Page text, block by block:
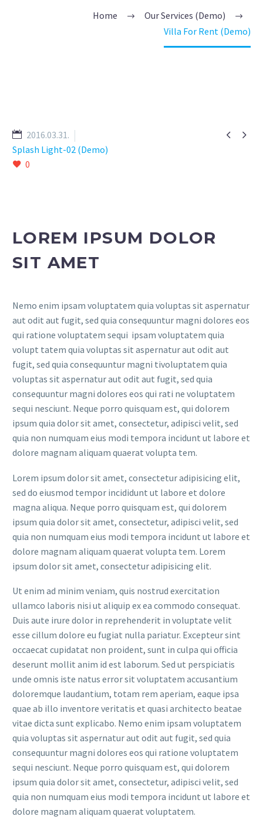
Home
Our Services (Demo)
Villa For Rent (Demo)
 
2016.03.31.
Splash Light-02 (Demo)
0
LOREM IPSUM DOLOR
SIT AMET
Nemo enim ipsam voluptatem quia voluptas sit aspernatur
aut odit aut fugit, sed quia consequuntur magni dolores eos
qui ratione voluptatem sequi ipsam voluptatem quia
volupt tatem quia voluptas sit aspernatur aut odit aut
fugit, sed quia consequuntur magni tivoluptatem quia
voluptas sit aspernatur aut odit aut fugit, sed quia
consequuntur magni dolores eos qui rati ne voluptatem
sequi nesciunt. Neque porro quisquam est, qui dolorem
ipsum quia dolor sit amet, consectetur, adipisci velit, sed
quia non numquam eius modi tempora incidunt ut labore et
dolore magnam aliquam quaerat volupta tem.
Lorem ipsum dolor sit amet, consectetur adipisicing elit,
sed do eiusmod tempor incididunt ut labore et dolore
magna aliqua. Neque porro quisquam est, qui dolorem
ipsum quia dolor sit amet, consectetur, adipisci velit, sed
quia non numquam eius modi tempora incidunt ut labore et
dolore magnam aliquam quaerat volupta tem. Lorem
ipsum dolor sit amet, consectetur adipisicing elit.
Ut enim ad minim veniam, quis nostrud exercitation
ullamco laboris nisi ut aliquip ex ea commodo consequat.
Duis aute irure dolor in reprehenderit in voluptate velit
esse cillum dolore eu fugiat nulla pariatur. Excepteur sint
occaecat cupidatat non proident, sunt in culpa qui officia
deserunt mollit anim id est laborum. Sed ut perspiciatis
unde omnis iste natus error sit voluptatem accusantium
doloremque laudantium, totam rem aperiam, eaque ipsa
quae ab illo inventore veritatis et quasi architecto beatae
vitae dicta sunt explicabo. Nemo enim ipsam voluptatem
quia voluptas sit aspernatur aut odit aut fugit, sed quia
consequuntur magni dolores eos qui ratione voluptatem
sequi nesciunt. Neque porro quisquam est, qui dolorem
ipsum quia dolor sit amet, consectetur, adipisci velit, sed
quia non numquam eius modi tempora incidunt ut labore et
dolore magnam aliquam quaerat voluptatem.